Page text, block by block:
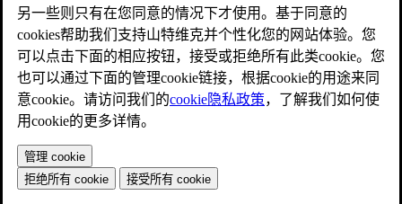
另一些则只有在您同意的情况下才使用。基于同意的
cookies帮助我们支持山特维克并个性化您的网站体验。您
可以点击下面的相应按钮，接受或拒绝所有此类cookie。您
也可以通过下面的管理cookie链接，根据cookie的用途来同
意cookie。请访问我们的cookie隐私政策，了解我们如何使
用cookie的更多详情。
管理 cookie
拒绝所有 cookie
接受所有 cookie